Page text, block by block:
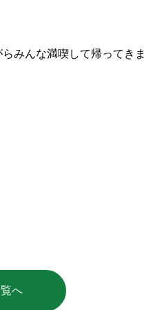
みんな満喫して帰ってき
へ